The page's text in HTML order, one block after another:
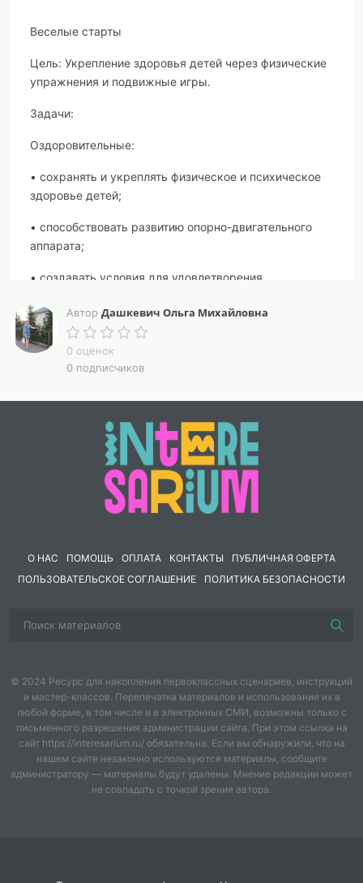
Веселые старты
Цель: Укрепление здоровья детей через физические
упражнения и подвижные игры.
Задачи:
Оздоровительные:
• сохранять и укреплять физическое и психическое
здоровье детей;
• способствовать развитию опорно-двигательного
аппарата;
• создавать условия для удовлетворения
Образовательные:
• формировать у детей представление о здоровом
образе жизни;
• формировать у детей элементарные знания и
представления о разных видах движений и способах
их выполнения;
играх и основных движениях.
• развивать у детей интерес к играм-эстафетам и
• формирование у детей умения играть дружно,
согласовывая свои действия с действиями других;
побуждать детей к самостоятельности и умению
проявлять активность в играх и упражнениях.
Внимание! Внимание! Внимание!
Автор Дашкевич Ольга Михайловна
0 оценок
0 подписчиков
О НАС ПОМОЩЬ ОПЛАТА КОНТАКТЫ
ПУБЛИЧНАЯ ОФЕРТА
ПОЛЬЗОВАТЕЛЬСКОЕ СОГЛАШЕНИЕ
ПОЛИТИКА БЕЗОПАСНОСТИ
© 2024 Ресурс для накопления первоклассных сценариев, инструкций
и мастер-классов. Перепечатка материалов и использование их в
любой форме, в том числе и в электронных СМИ, возможны только с
письменного разрешения администрации сайта. При этом ссылка на
сайт https://interesarium.ru/ обязательна. Если вы обнаружили, что на
нашем сайте незаконно используются материалы, сообщите
администратору — материалы будут удалены. Мнение редакции может
не совпадать с точкой зрения автора.